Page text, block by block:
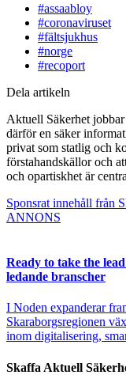
#assaabloy
#coronaviruset
#fältsjukhus
#norge
#recoport
Dela artikeln
Aktuell Säkerhet
därför en säker
privat som statlig och
förstahandskällor och
och opartiskhet är
Sponsrat innehåll från
ANNONS
Ready to take the
ledande branscher
I Noden expanderar
Skaraborgsregionen
inom digitalisering,
Skaffa Aktuell